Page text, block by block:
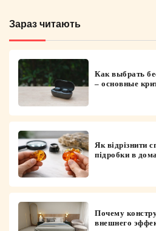
Зараз читають
Как выбрать
– основные
Як відрізнити
підробки в
Почему
внешнего